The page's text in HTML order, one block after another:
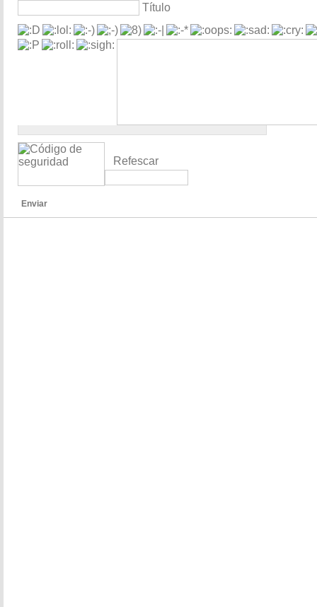
Título
Refescar
Enviar